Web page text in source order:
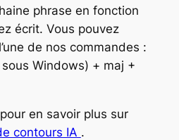
phrase en fonction
écrit. Vous pouvez
de nos commandes :
Windows) + maj +
en savoir plus sur
contours IA .